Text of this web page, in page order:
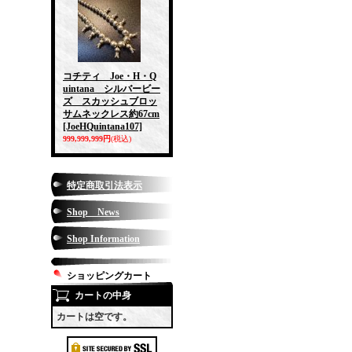
コチティ Joe・H・Q
uintana シルバービー
ズ スカッシュブロッ
サムネックレス約67cm
[JoeHQuintana107]
999,999,999円(税込)
特定商取引法表示
Shop News
Shop Information
ショッピングカート
カートの中身
カートは空です。